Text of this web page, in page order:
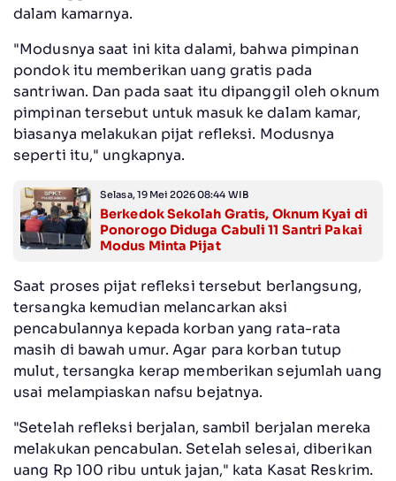
dalam kamarnya.
"Modusnya saat ini kita dalami, bahwa pimpinan
pondok itu memberikan uang gratis pada
santriwan. Dan pada saat itu dipanggil oleh oknum
pimpinan tersebut untuk masuk ke dalam kamar,
biasanya melakukan pijat refleksi. Modusnya
seperti itu," ungkapnya.
Selasa, 19 Mei 2026 08:44 WIB
Berkedok Sekolah Gratis, Oknum Kyai di
Ponorogo Diduga Cabuli 11 Santri Pakai
Modus Minta Pijat
Saat proses pijat refleksi tersebut berlangsung,
tersangka kemudian melancarkan aksi
pencabulannya kepada korban yang rata-rata
masih di bawah umur. Agar para korban tutup
mulut, tersangka kerap memberikan sejumlah uang
usai melampiaskan nafsu bejatnya.
"Setelah refleksi berjalan, sambil berjalan mereka
melakukan pencabulan. Setelah selesai, diberikan
uang Rp 100 ribu untuk jajan," kata Kasat Reskrim.